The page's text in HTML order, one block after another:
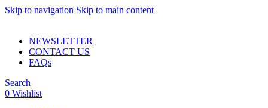
Skip to navigation Skip to main content
NEWSLETTER
CONTACT US
FAQs
Search
0 Wishlist